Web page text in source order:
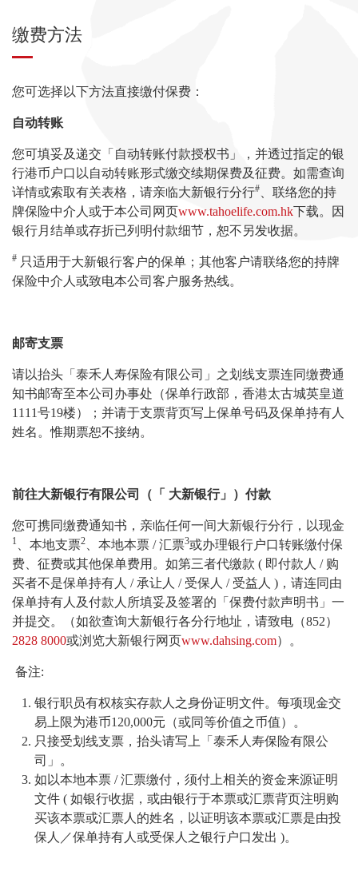
缴费方法
您可选择以下方法直接缴付保费：
自动转账
您可填妥及递交「自动转账付款授权书」，并透过指定的银
行港币户口以自动转账形式缴交续期保费及征费。如需查询
详情或索取有关表格，请亲临大新银行分行#
、联络您的持
牌保险中介人或于本公司网页www.tahoelife.com.hk下载。因
银行月结单或存折已列明付款细节，恕不另发收据。
# 只适用于大新银行客户的保单；其他客户请联络您的持牌
保险中介人或致电本公司客户服务热线。
邮寄支票
请以抬头「泰禾人寿保险有限公司」之划线支票连同缴费通
知书邮寄至本公司办事处（保单行政部，香港太古城英皇道
1111号19楼）；并请于支票背页写上保单号码及保单持有人
姓名。惟期票恕不接纳。
前往大新银行有限公司（「 大新银行」）付款
您可携同缴费通知书，亲临任何一间大新银行分行，以现金
1 、本地支票2 、本地本票 / 汇票3或办理银行户口转账缴付保
费、征费或其他保单费用。如第三者代缴款 ( 即付款人 / 购
买者不是保单持有人 / 承让人 / 受保人 / 受益人 )，请连同由
保单持有人及付款人所填妥及签署的「保费付款声明书」一
并提交。（如欲查询大新银行各分行地址，请致电（852）
2828 8000或浏览大新银行网页www.dahsing.com）。
备注:
银行职员有权核实存款人之身份证明文件。每项现金交
易上限为港币120,000元（或同等价值之币值）。
只接受划线支票，抬头请写上「泰禾人寿保险有限公
司」。
如以本地本票 / 汇票缴付，须付上相关的资金来源证明
文件 ( 如银行收据，或由银行于本票或汇票背页注明购
买该本票或汇票人的姓名，以证明该本票或汇票是由投
保人／保单持有人或受保人之银行户口发出 )。